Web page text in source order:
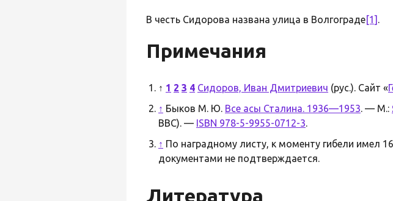
В честь Сидорова названа улица в Волгограде[1] .
Примечания
↑ 1 2 3 4 Сидоров, Иван Дмитриевич (рус.). Сайт «
↑ Быков М. Ю. Все асы Сталина. 1936—1953. — М.:
ВВС). — ISBN 978-5-9955-0712-3.
↑ По наградному листу, к моменту гибели имел
документами не подтверждается.
Литература